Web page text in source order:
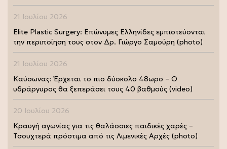
21 Ιουλίου 2026
Elite Plastic Surgery: Επώνυμες Ελληνίδες εμπιστεύονται
την περιποίηση τους στον Δρ. Γιώργο Σαμούρη (photo)
21 Ιουλίου 2026
Καύσωνας: Έρχεται το πιο δύσκολο 48ωρο – Ο
υδράργυρος θα ξεπεράσει τους 40 βαθμούς (video)
20 Ιουλίου 2026
Κραυγή αγωνίας για τις θαλάσσιες παιδικές χαρές –
Τσουχτερά πρόστιμα από τις Λιμενικές Αρχές (photo)